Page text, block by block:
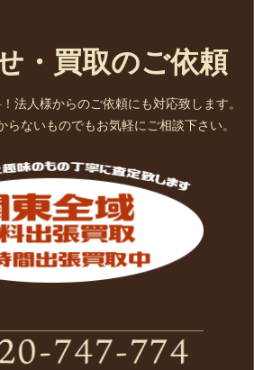
・買取のご依頼
法人様からのご依頼にも対応致します。
ないものでもお気軽にご相談下さい。